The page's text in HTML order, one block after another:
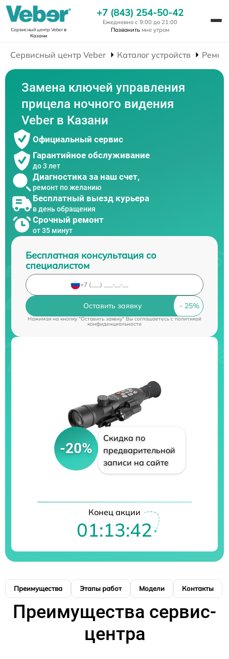
Сервисный центр Veberв
Казани
+7 (843) 254-50-42
Ежедневно с 9:00 до 21:00
Позвонить мне утром
Сервисный центр Veber Каталог устройств
Замена ключей управления
прицела ночного видения
Veber в Казани
Официальный сервис
Гарантийное обслуживание
до 3 лет
Диагностика за наш счет,
ремонт по желанию
Бесплатный выезд курьера
в день обращения
Срочный ремонт
от 35 минут
Бесплатная консультация со
специалистом
Оставить заявку
Нажимая на кнопку "Оставить заявку" Вы соглашаетесь cполитикой
конфиденциальности
-20%
Скидка по
предварительной
записи на сайте
Конец акции
01:13:42
Преимущества Этапы работ Модели Контакты
Преимущества сервис-
центра